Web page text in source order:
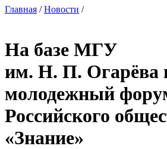
Главная /Новости /
На базе МГУ
им. Н. П. Огарёва
молодежный
Российского
«Знание»